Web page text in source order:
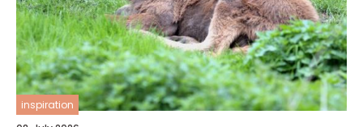
inspiration